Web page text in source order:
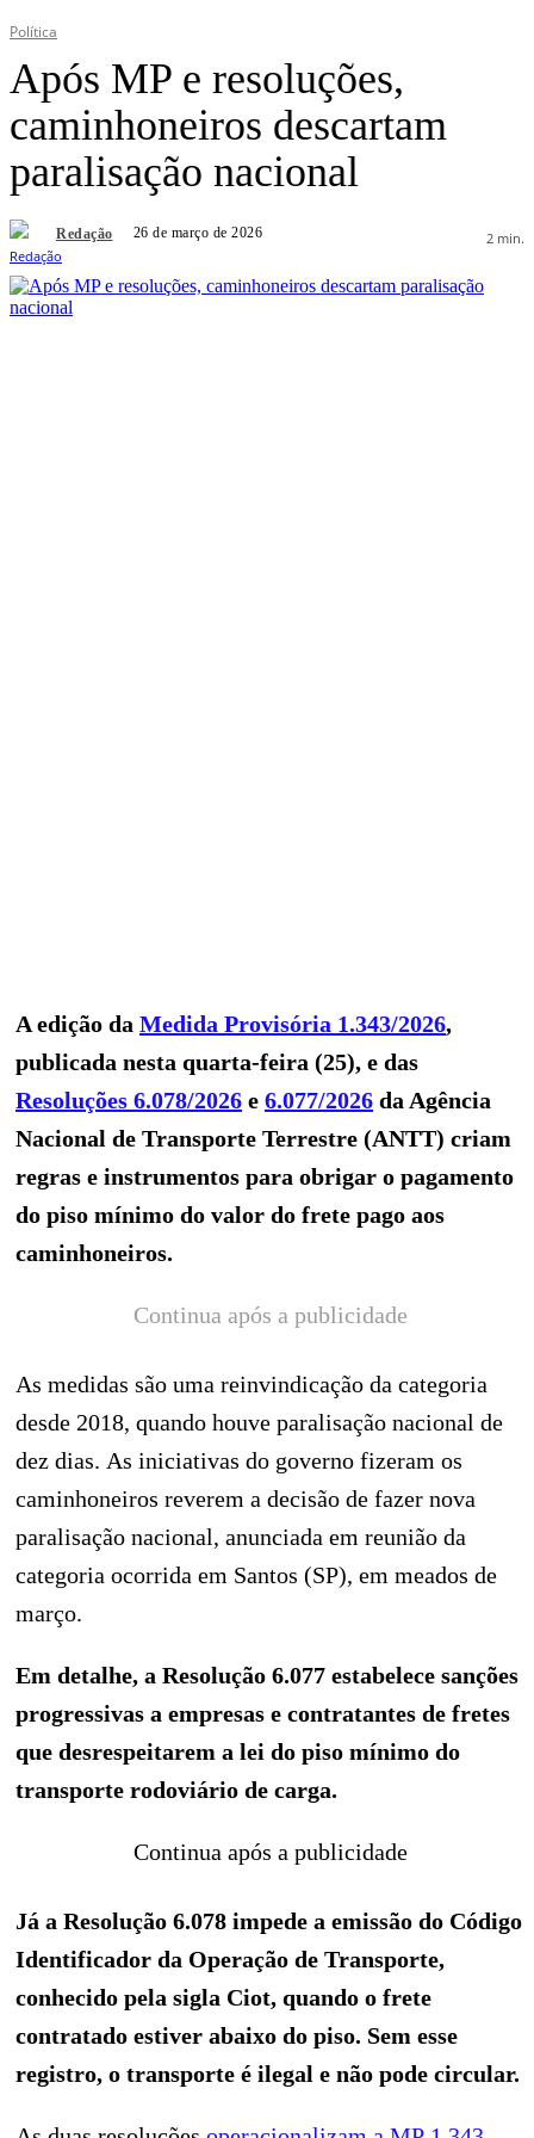
Política
Após MP e resoluções,
caminhoneiros descartam
paralisação nacional
Redação 26 de março de 2026 2 min.
A edição da Medida Provisória 1.343/2026,
publicada nesta quarta-feira (25), e das
Resoluções 6.078/2026 e 6.077/2026 da Agência
Nacional de Transporte Terrestre (ANTT) criam
regras e instrumentos para obrigar o pagamento
do piso mínimo do valor do frete pago aos
caminhoneiros.
Continua após a publicidade
As medidas são uma reinvindicação da categoria
desde 2018, quando houve paralisação nacional de
dez dias. As iniciativas do governo fizeram os
caminhoneiros reverem a decisão de fazer nova
paralisação nacional, anunciada em reunião da
categoria ocorrida em Santos (SP), em meados de
março.
Em detalhe, a Resolução 6.077 estabelece sanções
progressivas a empresas e contratantes de fretes
que desrespeitarem a lei do piso mínimo do
transporte rodoviário de carga.
Continua após a publicidade
Já a Resolução 6.078 impede a emissão do Código
Identificador da Operação de Transporte,
conhecido pela sigla Ciot, quando o frete
contratado estiver abaixo do piso. Sem esse
registro, o transporte é ilegal e não pode circular.